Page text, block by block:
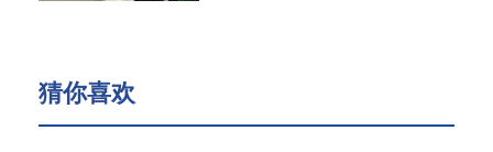
猜你喜欢